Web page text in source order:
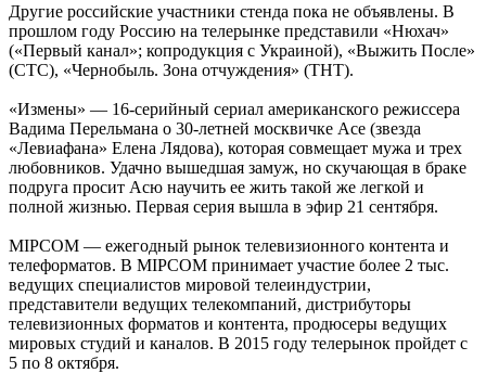
Другие российские участники стенда пока не объявлены. В
прошлом году Россию на телерынке представили «Нюхач»
(«Первый канал»; копродукция с Украиной), «Выжить После»
(СТС), «Чернобыль. Зона отчуждения» (ТНТ).
«Измены» — 16-серийный сериал американского режиссера
Вадима Перельмана о 30-летней москвичке Асе (звезда
«Левиафана» Елена Лядова), которая совмещает мужа и трех
любовников. Удачно вышедшая замуж, но скучающая в браке
подруга просит Асю научить ее жить такой же легкой и
полной жизнью. Первая серия вышла в эфир 21 сентября.
MIPCOM — ежегодный рынок телевизионного контента и
телеформатов. В МIPCOM принимает участие более 2 тыс.
ведущих специалистов мировой телеиндустрии,
представители ведущих телекомпаний, дистрибуторы
телевизионных форматов и контента, продюсеры ведущих
мировых студий и каналов. В 2015 году телерынок пройдет c
5 по 8 октября.